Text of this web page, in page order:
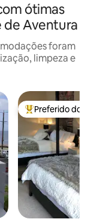
ótimas
de Aventura
foram
limpeza e
Entre os
Preferido dos